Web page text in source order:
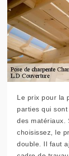
Le prix pour la
parties qui
des matériaux.
choisissez, le
double. Il faut